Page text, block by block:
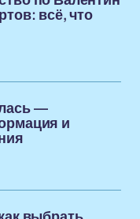
всё, что
—
и